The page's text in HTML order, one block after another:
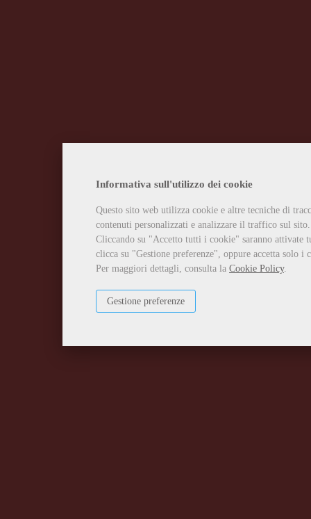
Informativa sull'utilizzo dei cookie
Questo sito web utilizza cookie e altre tecniche di
contenuti personalizzati e analizzare il traffico sul sito.
Cliccando su "Accetto tutti i cookie" saranno attivate
clicca su "Gestione preferenze", oppure accetta solo
Per maggiori dettagli, consulta la Cookie Policy.
Gestione preferenze